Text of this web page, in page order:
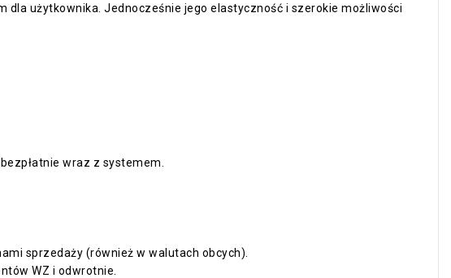
użytkownika. Jednocześnie jego elastyczność i szerokie możliwości
wraz z systemem.
sprzedaży (również w walutach obcych).
WZ i odwrotnie.